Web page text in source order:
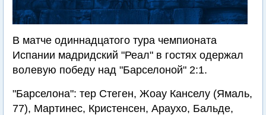
В матче одиннадцатого тура чемпионата
Испании мадридский "Реал" в гостях одержал
волевую победу над "Барселоной" 2:1.
"Барселона": тер Стеген, Жоау Канселу (Ямаль,
77), Мартинес, Кристенсен, Араухо, Бальде,